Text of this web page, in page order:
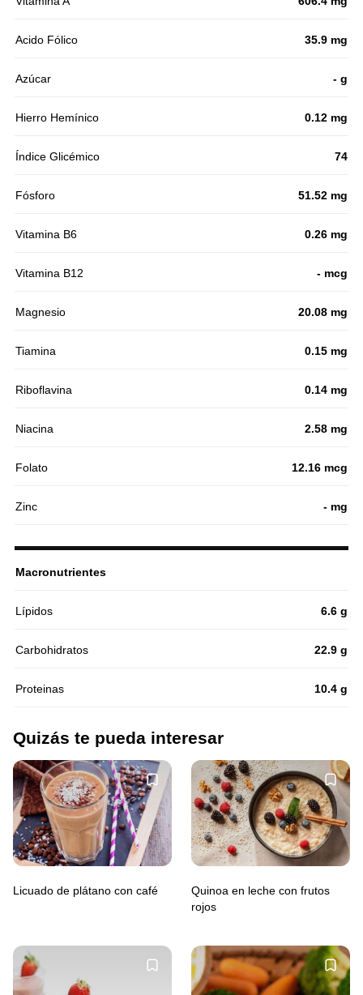
Acido Fólico 35.9 mg
Azúcar - g
Hierro Hemínico 0.12 mg
Índice Glicémico 74
Fósforo 51.52 mg
Vitamina B6 0.26 mg
Vitamina B12 - mcg
Magnesio 20.08 mg
Tiamina 0.15 mg
Riboflavina 0.14 mg
Niacina 2.58 mg
Folato 12.16 mcg
Zinc - mg
Macronutrientes
Lípidos 6.6 g
Carbohidratos 22.9 g
Proteinas 10.4 g
Quizás te pueda interesar
Licuado de plátano con café
Quinoa en leche con frutos
rojos